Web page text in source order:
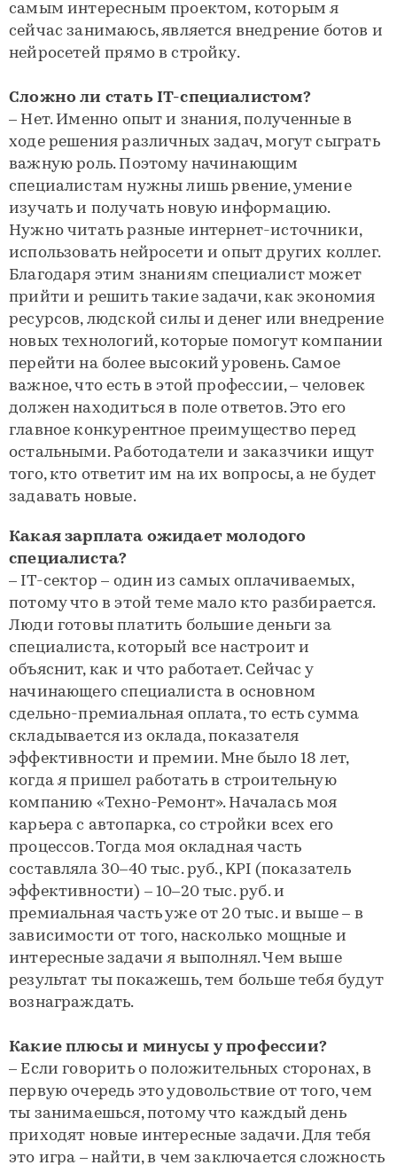
самым интересным проектом, которым я
сейчас занимаюсь, является внедрение ботов и
нейросетей прямо в стройку.
Сложно ли стать IT-специалистом?
– Нет. Именно опыт и знания, полученные в
ходе решения различных задач, могут сыграть
важную роль. Поэтому начинающим
специалистам нужны лишь рвение, умение
изучать и получать новую информацию.
Нужно читать разные интернет-источники,
использовать нейросети и опыт других коллег.
Благодаря этим знаниям специалист может
прийти и решить такие задачи, как экономия
ресурсов, людской силы и денег или внедрение
новых технологий, которые помогут компании
перейти на более высокий уровень. Самое
важное, что есть в этой профессии, – человек
должен находиться в поле ответов. Это его
главное конкурентное преимущество перед
остальными. Работодатели и заказчики ищут
того, кто ответит им на их вопросы, а не будет
задавать новые.
Какая зарплата ожидает молодого
специалиста?
– IT-сектор – один из самых оплачиваемых,
потому что в этой теме мало кто разбирается.
Люди готовы платить большие деньги за
специалиста, который все настроит и
объяснит, как и что работает. Сейчас у
начинающего специалиста в основном
сдельно-премиальная оплата, то есть сумма
складывается из оклада, показателя
эффективности и премии. Мне было 18 лет,
когда я пришел работать в строительную
компанию «Техно-Ремонт». Началась моя
карьера с автопарка, со стройки всех его
процессов. Тогда моя окладная часть
составляла 30–40 тыс. руб., KPI (показатель
эффективности) – 10–20 тыс. руб. и
премиальная часть уже от 20 тыс. и выше – в
зависимости от того, насколько мощные и
интересные задачи я выполнял. Чем выше
результат ты покажешь, тем больше тебя будут
вознаграждать.
Какие плюсы и минусы у профессии?
– Если говорить о положительных сторонах, в
первую очередь это удовольствие от того, чем
ты занимаешься, потому что каждый день
приходят новые интересные задачи. Для тебя
это игра – найти, в чем заключается сложность